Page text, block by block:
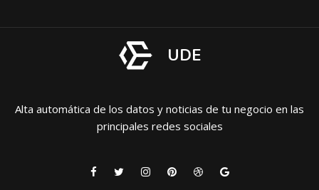
UDE
Alta automática de los datos y noticias de tu negocio en las
principales redes sociales